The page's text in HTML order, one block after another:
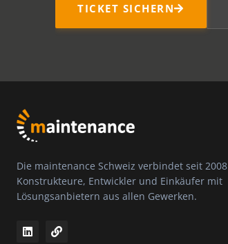
TICKET SICHERN
Die maintenance Schweiz verbindet seit 2008
Konstrukteure, Entwickler und Einkäufer mit
Lösungsanbietern aus allen Gewerken.